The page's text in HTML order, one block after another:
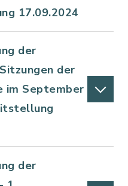
17.09.2024
der
der
im September
der